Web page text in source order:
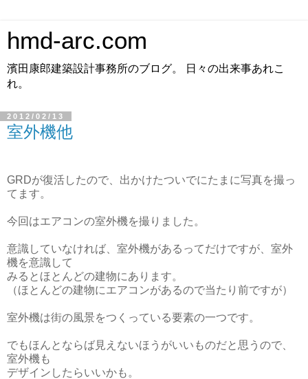
hmd-arc.com
濱田康郎建築設計事務所のブログ。 日々の出来事あれこ
れ。
2012/02/13
室外機他
GRDが復活したので、出かけたついでにたまに写真を撮っ
てます。
今回はエアコンの室外機を撮りました。
意識していなければ、室外機があるってだけですが、室外
機を意識して
みるとほとんどの建物にあります。
（ほとんどの建物にエアコンがあるので当たり前ですが）
室外機は街の風景をつくっている要素の一つです。
でもほんとならば見えないほうがいいものだと思うので、
室外機も
デザインしたらいいかも。